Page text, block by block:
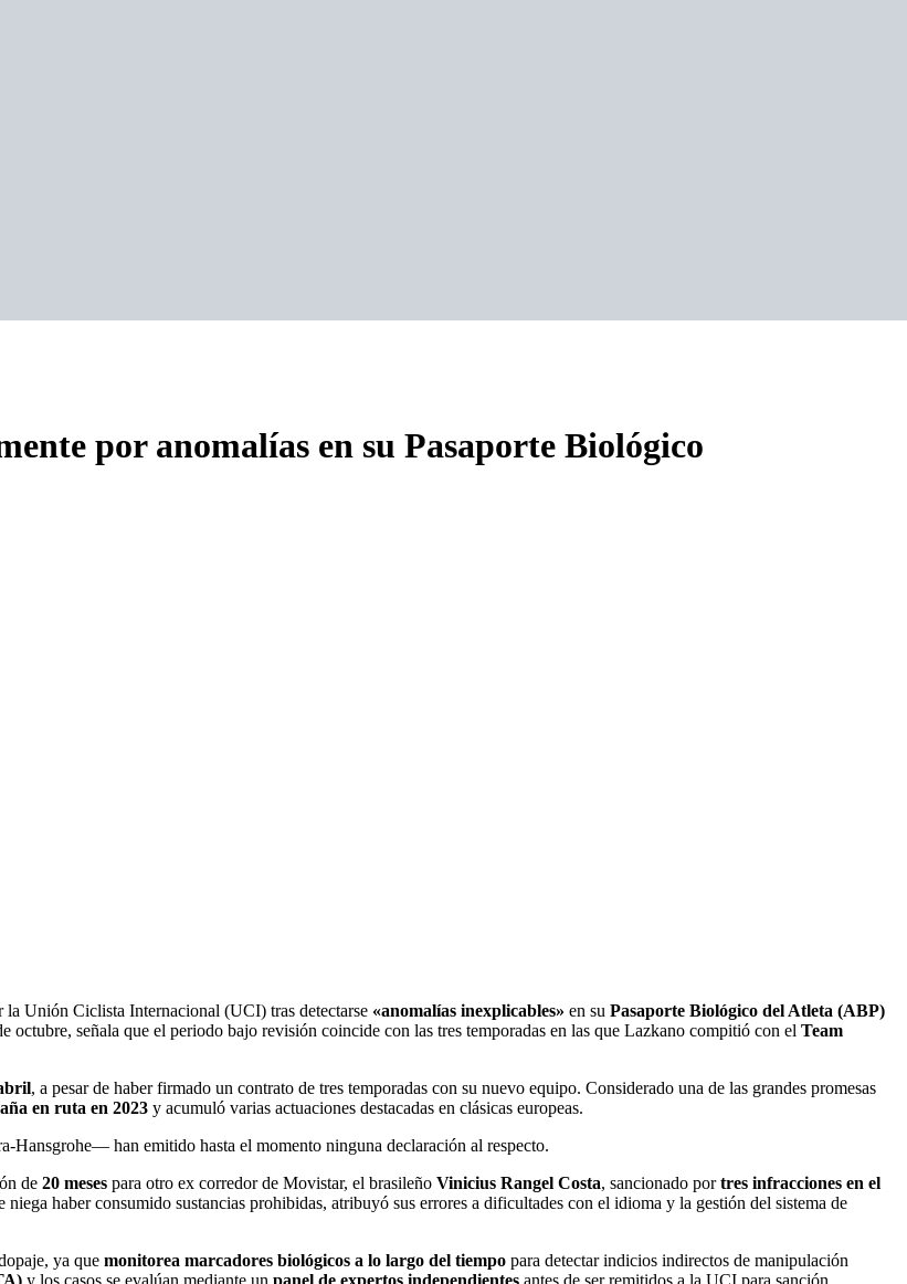
por anomalías en su Pasaporte Biológico
la Unión Ciclista Internacional (UCI) tras detectarse «anomalías inexplicables» en su Pasaporte Biológico del Atleta (ABP)
señala que el periodo bajo revisión coincide con las tres temporadas en las que Lazkano compitió con el Team
, a pesar de haber firmado un contrato de tres temporadas con su nuevo equipo. Considerado una de las grandes promesas
en ruta en 2023 y acumuló varias actuaciones destacadas en clásicas europeas.
han emitido hasta el momento ninguna declaración al respecto.
de 20 meses para otro ex corredor de Movistar, el brasileño Vinicius Rangel Costa, sancionado portres infracciones en el
haber consumido sustancias prohibidas, atribuyó sus errores a dificultades con el idioma y la gestión del sistema de
ya que monitorea marcadores biológicos a lo largo del tiempo para detectar indicios indirectos de manipulación
y los casos se evalúan mediante un panel de expertos independientes antes de ser remitidos a la UCI para sanción.